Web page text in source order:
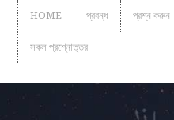
HOME প্রবন্ধ প্রশ্ন করুন
সকল প্রশ্নোত্তর